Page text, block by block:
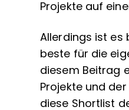
Projekte auf
Allerdings ist es
beste für die
diesem Beitrag
Projekte und
diese Shortlist